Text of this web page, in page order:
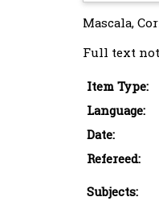
Mascala,
Full text
Item Type:
Language:
Date:
Refereed:
Subjects: